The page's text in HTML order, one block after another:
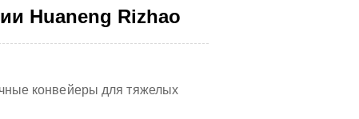
Huaneng Rizhao
конвейеры для тяжелых